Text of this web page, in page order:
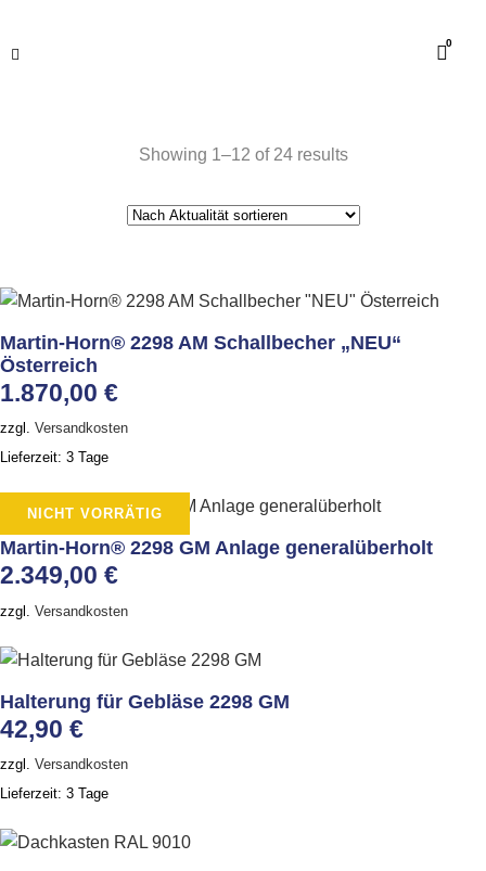
0
Showing 1–12 of 24 results
Martin-Horn® 2298 AM Schallbecher „NEU“
Österreich
1.870,00 €
zzgl. Versandkosten
Lieferzeit: 3 Tage
NICHT VORRÄTIG
Martin-Horn® 2298 GM Anlage generalüberholt
2.349,00 €
zzgl. Versandkosten
Halterung für Gebläse 2298 GM
42,90 €
zzgl. Versandkosten
Lieferzeit: 3 Tage